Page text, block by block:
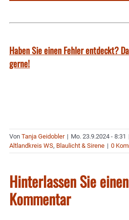
Haben Sie einen Fehler entdeckt?
gerne!
Von Tanja Geidobler | Mo. 23.9.2024 - 8:31
Altlandkreis WS, Blaulicht & Sirene | 0
Hinterlassen Sie einen
Kommentar